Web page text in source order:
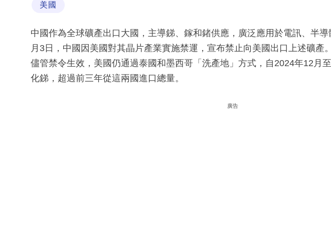
美國
中國作為全球礦產出口大國，主導銻、鎵和鍺供應，廣泛應用於電訊、半
月3日，中國因美國對其晶片產業實施禁運，宣布禁止向美國出口上述礦產
儘管禁令生效，美國仍通過泰國和墨西哥「洗產地」方式，自2024年12月
化銻，超過前三年從這兩國進口總量。
廣告